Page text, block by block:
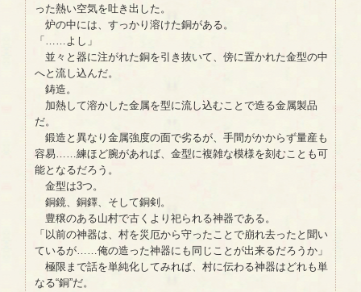
った熱い空気を吐き出した。
炉の中には、すっかり溶けた銅がある。
「……よし」
並々と器に注がれた銅を引き抜いて、傍に置かれた金型の中
へと流し込んだ。
鋳造。
加熱して溶かした金属を型に流し込むことで造る金属製品
だ。
鍛造と異なり金属強度の面で劣るが、手間がかからず量産も
容易……練ほど腕があれば、金型に複雑な模様を刻むことも可
能となるだろう。
金型は3つ。
銅鏡、銅鐸、そして銅剣。
豊穣のある山村で古くより祀られる神器である。
「以前の神器は、村を災厄から守ったことで崩れ去ったと聞い
ているが……俺の造った神器にも同じことが出来るだろうか」
極限まで話を単純化してみれば、村に伝わる神器はどれも単
なる“銅”だ。